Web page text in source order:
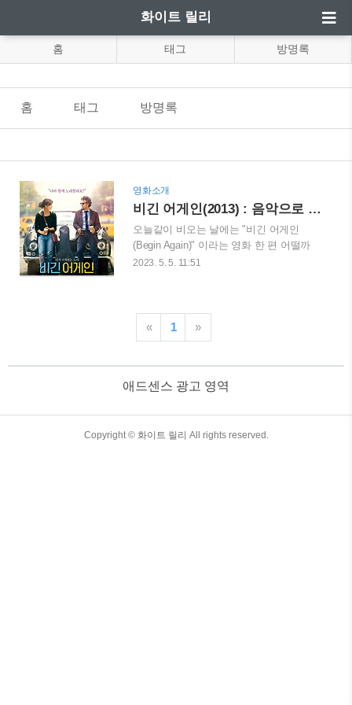
화이트 릴리
홈 태그 방명록
홈 태그 방명록
영화소개
비긴 어게인(2013) : 음악으로 빛나는 우리의 인생 이야기
오늘같이 비오는 날에는 "비긴 어게인
(Begin Again)" 이라는 영화 한 편 어떨까
요? 2013년 개봉한 이 영화는 2020년 재개
틀리와 마크 러팔로 주연으로, 감동적인
스토리와 함께 아름다운 음악이 매력적인
화 정보 및 평점 제목: 비긴 어게인 (Begin
2020년 주연: 키이라 나이틀리, 마크 러팔
로, 애덤 리바인 장르: 드라마, 로맨스, 음
2023. 5. 5. 11:51
« 1 »
애드센스 광고 영역
Copyright © 화이트 릴리 All rights reserved.
TistoryWhaleSkin3.4